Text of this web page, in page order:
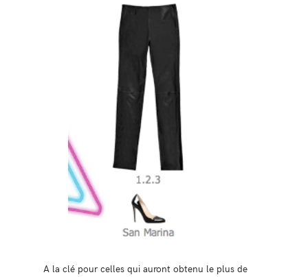
A la clé pour celles qui auront obtenu le plus de